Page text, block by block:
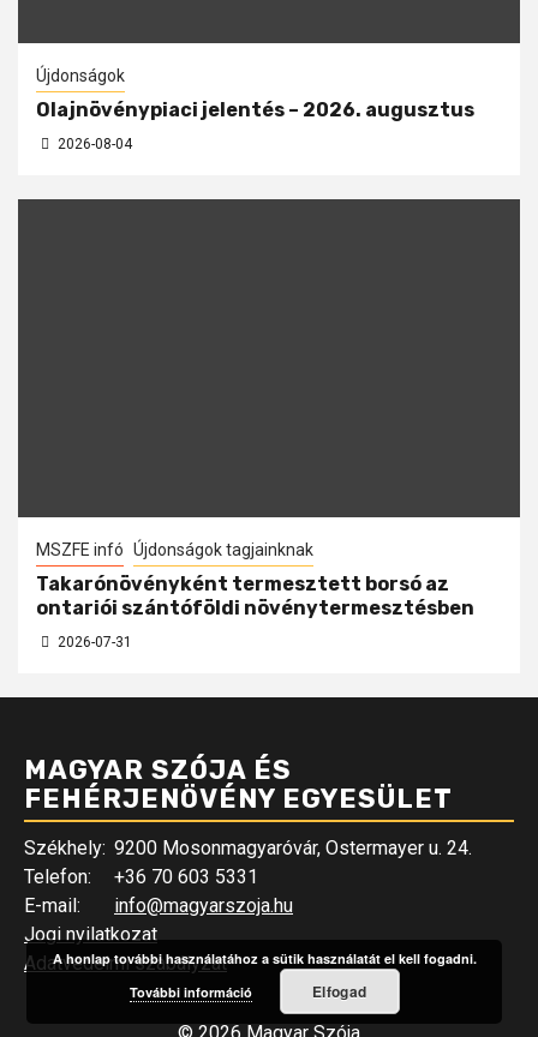
Újdonságok
Olajnövénypiaci jelentés – 2026. augusztus
2026-08-04
MSZFE infó Újdonságok tagjainknak
Takarónövényként termesztett borsó az
ontariói szántóföldi növénytermesztésben
2026-07-31
MAGYAR SZÓJA ÉS
FEHÉRJENÖVÉNY EGYESÜLET
Székhely: 9200 Mosonmagyaróvár, Ostermayer u. 24.
Telefon:
+36 70 603 5331
E-mail:
info@magyarszoja.hu
Jogi nyilatkozat
Adatvédelmi szabályzat
© 2026 Magyar Szója
A honlap további használatához a sütik használatát el kell fogadni.
További információ
Elfogad